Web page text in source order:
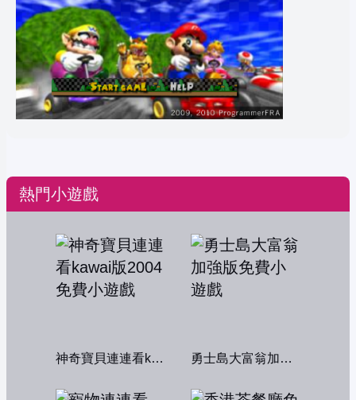
熱門小遊戲
神奇寶貝連連看kawai版2004 勇士島大富翁加強版